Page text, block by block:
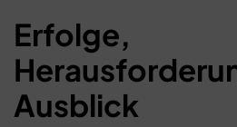
Erfolge,
Ausblick